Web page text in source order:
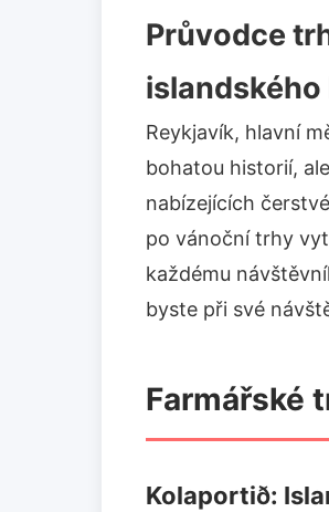
Průvodce
Reykjavík, hlavní
bohatou historií,
nabízejících
po vánoční trhy
každému
byste při své
Farmářské
Kolaportið: